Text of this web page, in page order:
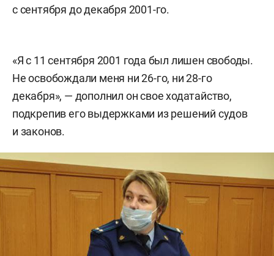
с сентября до декабря 2001-го.
«Я с 11 сентября 2001 года был лишен свободы.
Не освобождали меня ни 26-го, ни 28-го
декабря», — дополнил он свое ходатайство,
подкрепив его выдержками из решений судов
и законов.